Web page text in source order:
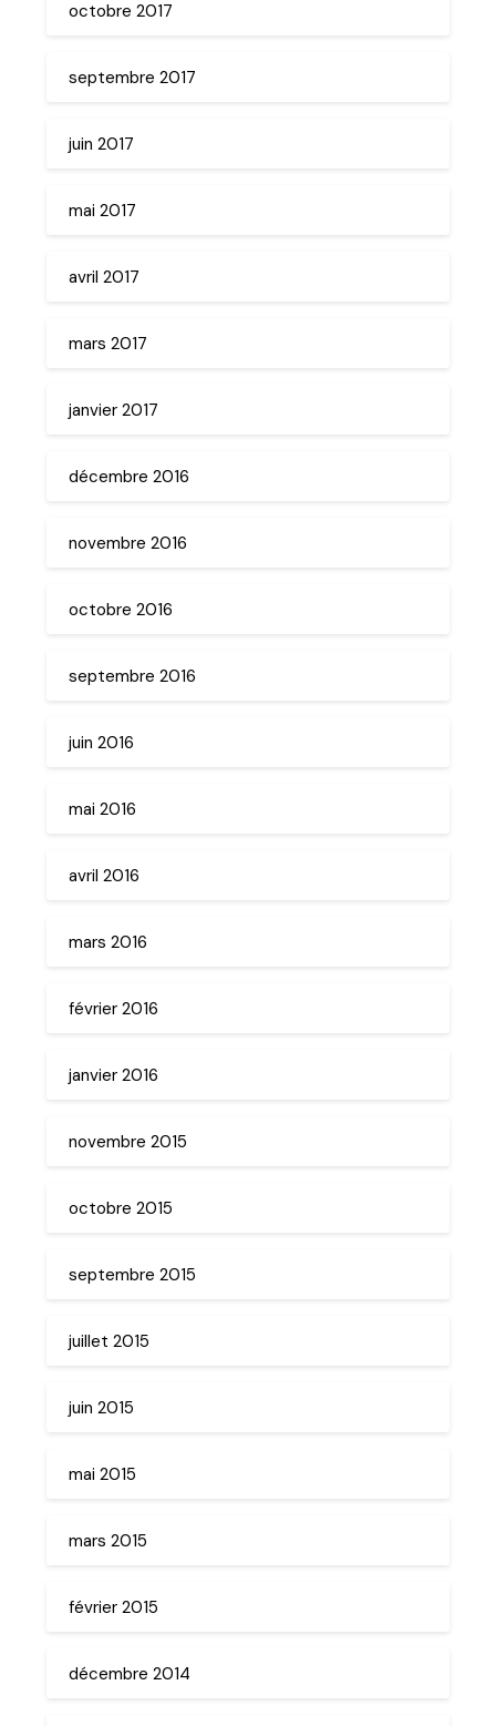
octobre 2017
septembre 2017
juin 2017
mai 2017
avril 2017
mars 2017
janvier 2017
décembre 2016
novembre 2016
octobre 2016
septembre 2016
juin 2016
mai 2016
avril 2016
mars 2016
février 2016
janvier 2016
novembre 2015
octobre 2015
septembre 2015
juillet 2015
juin 2015
mai 2015
mars 2015
février 2015
décembre 2014